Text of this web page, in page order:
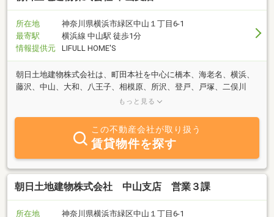
所在地
神奈川県横浜市緑区中山１丁目6-1
最寄駅
横浜線 中山駅 徒歩1分
情報提供元
LIFULL HOME'S
朝日土地建物株式会社は、町田本社を中心に橋本、海老名、横浜、
藤沢、中山、大和、八王子、相模原、所沢、登戸、戸塚、二俣川
で、不動産の仲介業に特化した仕事をして、お陰様で創業41年とな
もっと見る
この不動産会社が取り扱う
賃貸物件を探す
朝日土地建物株式会社 中山支店 営業３課
所在地
神奈川県横浜市緑区中山１丁目6-1